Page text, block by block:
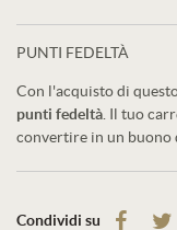
PUNTI FEDELTÀ
Con l'acquisto di
punti fedeltà . Il tuo
convertire in un buono
Condividi su